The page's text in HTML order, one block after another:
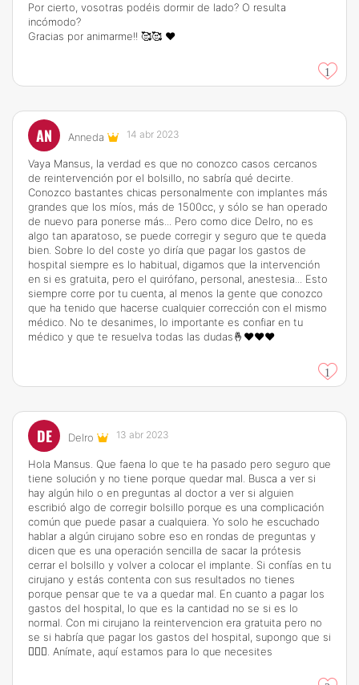
Por cierto, vosotras podéis dormir de lado? O resulta
incómodo?
Gracias por animarme!! 🥰🥰 ❤️
1
AN Anneda 14 abr 2023
Vaya Mansus, la verdad es que no conozco casos cercanos
de reintervención por el bolsillo, no sabría qué decirte.
Conozco bastantes chicas personalmente con implantes más
grandes que los míos, más de 1500cc, y sólo se han operado
de nuevo para ponerse más... Pero como dice Delro, no es
algo tan aparatoso, se puede corregir y seguro que te queda
bien. Sobre lo del coste yo diría que pagar los gastos de
hospital siempre es lo habitual, digamos que la intervención
en si es gratuita, pero el quirófano, personal, anestesia... Esto
siempre corre por tu cuenta, al menos la gente que conozco
que ha tenido que hacerse cualquier corrección con el mismo
médico. No te desanimes, lo importante es confiar en tu
médico y que te resuelva todas las dudas🤞❤️❤️❤️
1
DE Delro 13 abr 2023
Hola Mansus. Que faena lo que te ha pasado pero seguro que
tiene solución y no tiene porque quedar mal. Busca a ver si
hay algún hilo o en preguntas al doctor a ver si alguien
escribió algo de corregir bolsillo porque es una complicación
común que puede pasar a cualquiera. Yo solo he escuchado
hablar a algún cirujano sobre eso en rondas de preguntas y
dicen que es una operación sencilla de sacar la prótesis
cerrar el bolsillo y volver a colocar el implante. Si confías en tu
cirujano y estás contenta con sus resultados no tienes
porque pensar que te va a quedar mal. En cuanto a pagar los
gastos del hospital, lo que es la cantidad no se si es lo
normal. Con mi cirujano la reintervencion era gratuita pero no
se si habría que pagar los gastos del hospital, supongo que si
🤷🏻‍♀️. Anímate, aquí estamos para lo que necesites